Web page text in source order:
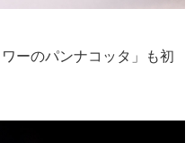
ーのパンナコッタ」も初